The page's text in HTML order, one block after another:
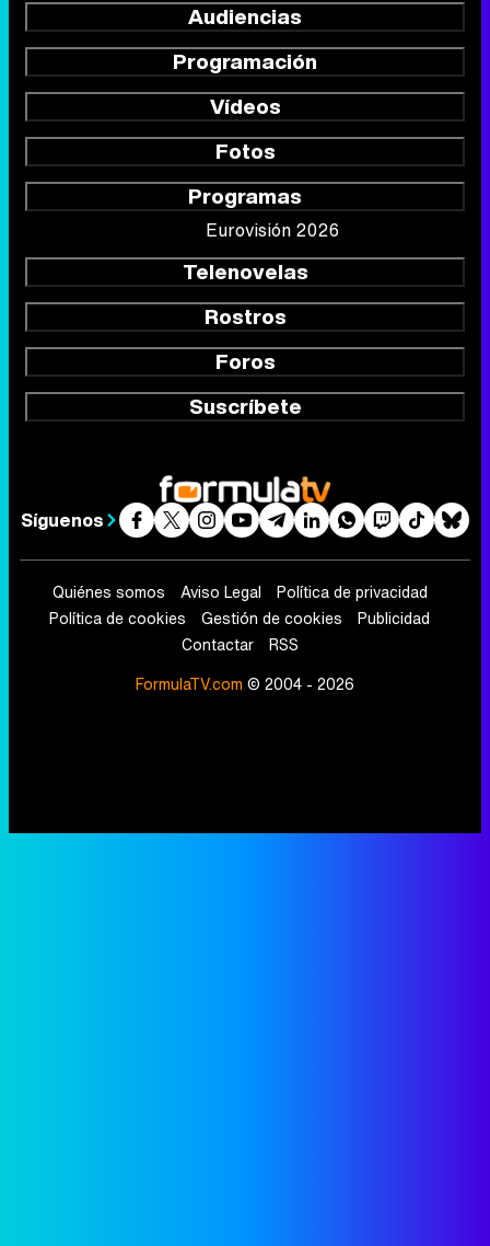
Audiencias
Programación
Vídeos
Fotos
Programas
Eurovisión 2026
Telenovelas
Rostros
Foros
Suscríbete
Síguenos
Quiénes somos Aviso Legal
Política de privacidad
Política de cookies
Gestión de cookies
Publicidad
Contactar
RSS
FormulaTV.com © 2004 - 2026